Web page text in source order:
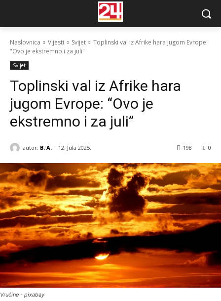
Naslovnica Vijesti Svijet
Toplinski val iz Afrike hara jugom Evrope:
"Ovo je ekstremno i za juli"
Svijet
Toplinski val iz Afrike hara
jugom Evrope: “Ovo je
ekstremno i za juli”
autor: B. A. 12. Jula 2025. 0
198
Vrućine - pixabay